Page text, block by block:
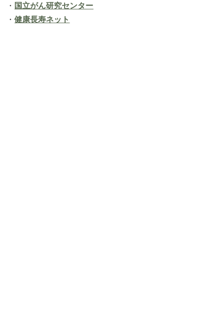
・ 国立がん研究センター
・健康長寿ネット